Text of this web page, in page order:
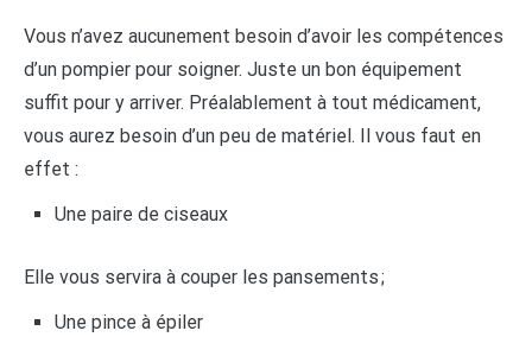
Vous n’avez aucunement besoin d’avoir les compétences
d’un pompier pour soigner. Juste un bon équipement
suffit pour y arriver. Préalablement à tout médicament,
vous aurez besoin d’un peu de matériel. Il vous faut en
effet :
Une paire de ciseaux
Elle vous servira à couper les pansements ;
Une pince à épiler